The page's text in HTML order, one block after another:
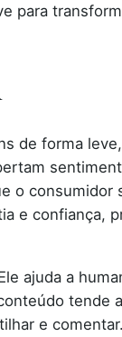
para
de forma
o
e confiança,
ajuda a
tende
e